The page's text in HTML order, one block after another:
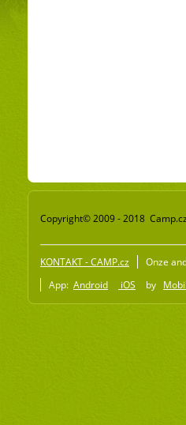
Copyright© 2009 - 2018
KONTAKT - CAMP.cz Onze
App: Android iOS by